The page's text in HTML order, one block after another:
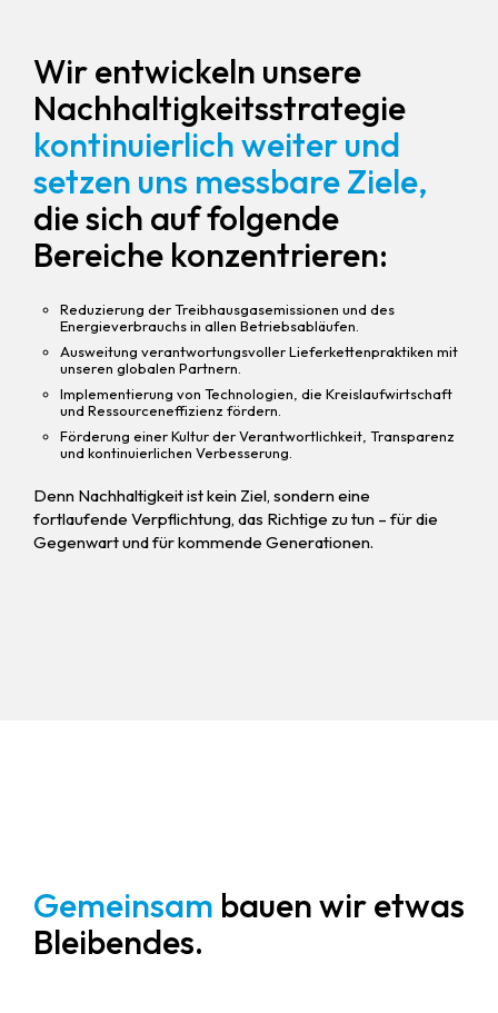
Wir entwickeln unsere
Nachhaltigkeitsstrategie
kontinuierlich weiter und
setzen uns messbare Ziele,
die sich auf folgende
Bereiche konzentrieren:
Reduzierung der Treibhausgasemissionen und des
Energieverbrauchs in allen Betriebsabläufen.
Ausweitung verantwortungsvoller Lieferkettenpraktiken mit
unseren globalen Partnern.
Implementierung von Technologien, die Kreislaufwirtschaft
und Ressourceneffizienz fördern.
Förderung einer Kultur der Verantwortlichkeit, Transparenz
und kontinuierlichen Verbesserung.
Denn Nachhaltigkeit ist kein Ziel, sondern eine
fortlaufende Verpflichtung, das Richtige zu tun – für die
Gegenwart und für kommende Generationen.
Gemeinsam bauen wir etwas
Bleibendes.